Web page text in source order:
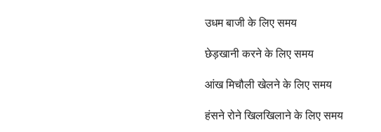
उधम बाजी के लिए समय
छेड़खानी करने के लिए समय
आंख मिचौली खेलने के लिए समय
हंसने रोने खिलखिलाने के लिए समय